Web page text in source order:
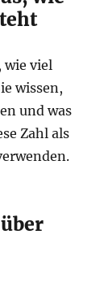
wie viel
wissen,
und was
Zahl als